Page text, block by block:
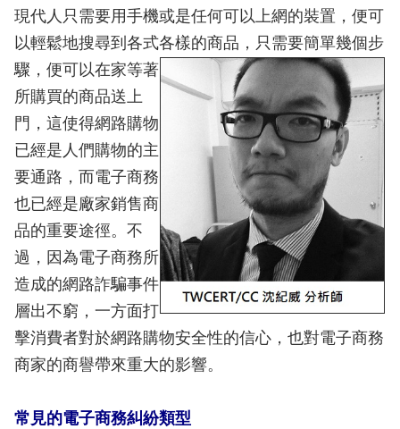
現代人只需要用手機或是任何可以上網的裝置，便可
以輕鬆地搜尋到各式各樣的商品， 只需要簡單幾個步
驟，便可以在家等著
所購買的商品送上
門，這使得網路購物
已經是人們購物的主
要通路，而電子商務
也已經是廠家銷售商
品的重要途徑。不
過，因為電子商務所
造成的網路詐騙事件
層出不窮，一方面打
擊消費者對於網路購物安全性的信心，也對電子商務
商家的商譽帶來重大的影響。
常見的電子商務糾紛類型